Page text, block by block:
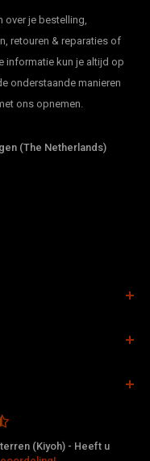
over je bestelling,
retouren & reparaties of
informatie kun je altijd op
onderstaande manieren
ons opnemen.
(The Netherlands)
(Kiyoh) - Heeft u